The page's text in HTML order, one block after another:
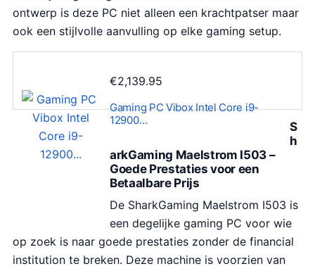
ontwerp is deze PC niet alleen een krachtpatser maar
ook een stijlvolle aanvulling op elke gaming setup.
€2,139.95
Gaming PC Vibox Intel Core i9-
12900…
S
h
arkGaming Maelstrom I503 –
Goede Prestaties voor een
Betaalbare Prijs
De SharkGaming Maelstrom I503 is
een degelijke gaming PC voor wie
op zoek is naar goede prestaties zonder de financial
institution te breken. Deze machine is voorzien van